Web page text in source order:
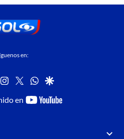
en:
instagram
twitterwhatsapp
google
en
youtube-